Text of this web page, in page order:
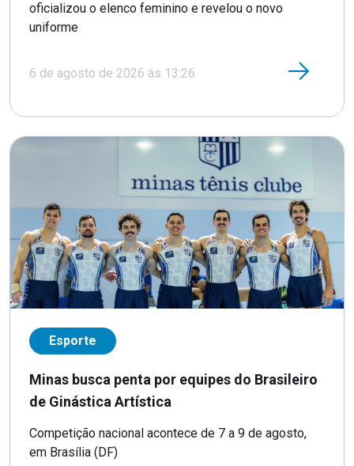
oficializou o elenco feminino e revelou o novo
uniforme
6 de agosto de 2026 às 13:26
Esporte
Minas busca penta por equipes do Brasileiro
de Ginástica Artística
Competição nacional acontece de 7 a 9 de agosto,
em Brasília (DF)